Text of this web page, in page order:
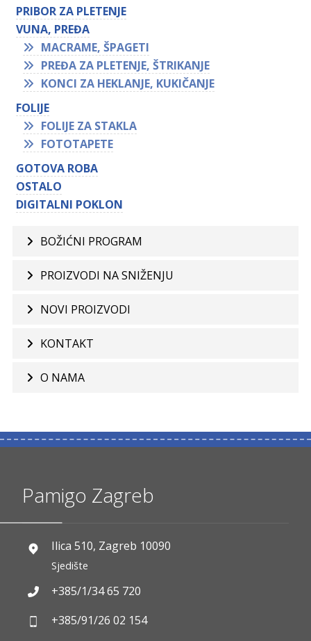
PRIBOR ZA PLETENJE
VUNA, PREĐA
MACRAME, ŠPAGETI
PREĐA ZA PLETENJE, ŠTRIKANJE
KONCI ZA HEKLANJE, KUKIČANJE
FOLIJE
FOLIJE ZA STAKLA
FOTOTAPETE
GOTOVA ROBA
OSTALO
DIGITALNI POKLON
BOŽIĆNI PROGRAM
PROIZVODI NA SNIŽENJU
NOVI PROIZVODI
KONTAKT
O NAMA
Pamigo Zagreb
Ilica 510, Zagreb 10090
Sjedište
+385/1/34 65 720
+385/91/26 02 154